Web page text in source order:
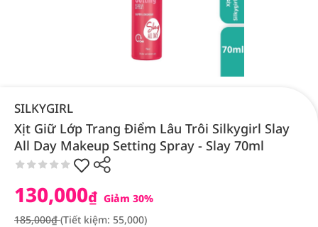
SILKYGIRL
Xịt Giữ Lớp Trang Điểm Lâu Trôi Silkygirl Slay
All Day Makeup Setting Spray - Slay 70ml
130,000₫ Giảm 30%
185,000₫(Tiết kiệm: 55,000)